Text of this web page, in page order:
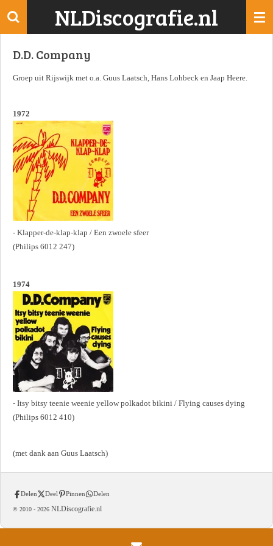
Ga
de
NLDiscografie.nl
D.D. Company
Groep uit Rijswijk met o.a. Guus Laatsch, Hans Lohbeck en Jaap Heere.
1972
- Klapper-de-klap-klap / Een zwoele sfeer
(Philips 6012 247)
1974
- Itsy bitsy teenie weenie yellow polkadot bikini / Flying causes dying
(Philips 6012 410)
(met dank aan Guus Laatsch)
Delen Deel Pinnen Delen
© 2010 - 2026 NLDiscografie.nl